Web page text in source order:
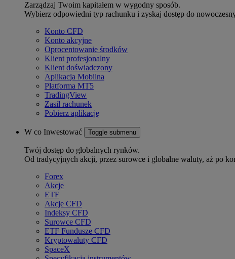
Zarządzaj Twoim kapitałem w wygodny sposób.
Wybierz odpowiedni typ rachunku i zyskaj dostęp do
Konto CFD
Konto akcyjne
Oprocentowanie środków
Klient profesjonalny
Klient doświadczony
Aplikacja Mobilna
Platforma MT5
TradingView
Zasil rachunek
Pobierz aplikację
W co Inwestować Toggle submenu
Twój dostęp do globalnych rynków.
Od tradycyjnych akcji, przez surowce i globalne waluty, aż po
Forex
Akcje
ETF
Akcje CFD
Indeksy CFD
Surowce CFD
ETF Fundusze CFD
Kryptowaluty CFD
SpaceX